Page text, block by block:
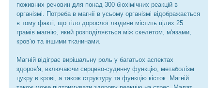
поживних речовин для понад 300 біохімічних реакцій в
організмі. Потреба в магнії в усьому організмі відображається
в тому факті, що тіло дорослої людини містить цілих 25
грамів магнію, який розподіляється між скелетом, м'язами,
кров'ю та іншими тканинами.
Магній відіграє вирішальну роль у багатьох аспектах
здоров'я, включаючи серцево-судинну функцію, метаболізм
цукру в крові, а також структуру та функцію кісток. Магній